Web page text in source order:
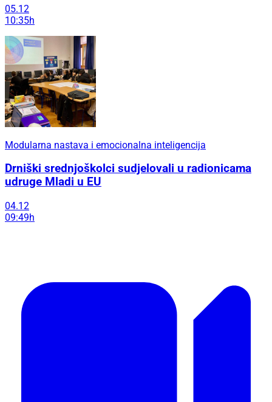
05.12
10:35h
Modularna nastava i emocionalna inteligencija
Drniški srednjoškolci sudjelovali u radionicama
udruge Mladi u EU
04.12
09:49h